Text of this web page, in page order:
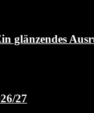
glänzendes
27